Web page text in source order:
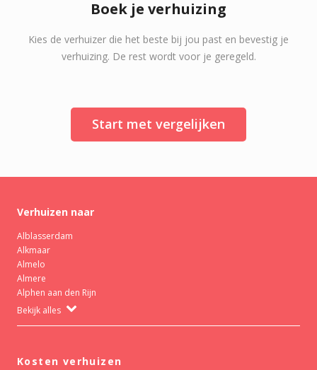
Boek je verhuizing
Kies de verhuizer die het beste bij jou past en bevestig je
verhuizing. De rest wordt voor je geregeld.
Start met vergelijken
Verhuizen naar
Alblasserdam
Alkmaar
Almelo
Almere
Alphen aan den Rijn
Bekijk alles
Kosten verhuizen